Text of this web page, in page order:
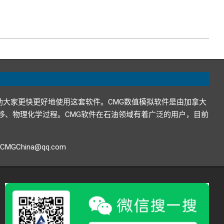
家更快更好地使用这套软件。CMG数值模拟软件是由加拿大
物理化学过程。CMG软件在石油领域有着广泛的用户，目前